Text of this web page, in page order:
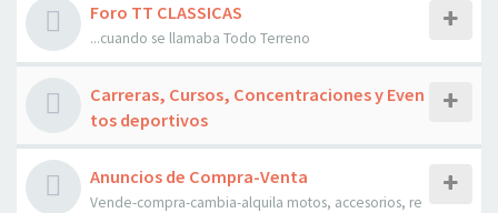
Foro TT CLASSICAS
...cuando se llamaba Todo Terreno
Carreras, Cursos, Concentraciones y Even
tos deportivos
Anuncios de Compra-Venta
Vende-compra-cambia-alquila motos, accesorios, re